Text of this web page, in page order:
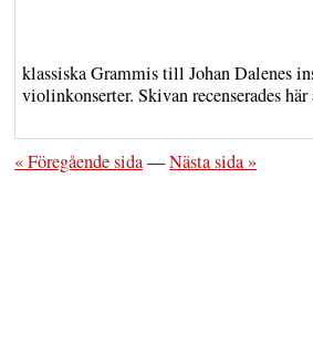
klassiska Grammis till Johan Dalenes
violinkonserter. Skivan recenserades
« Föregående sida—Nästa sida »